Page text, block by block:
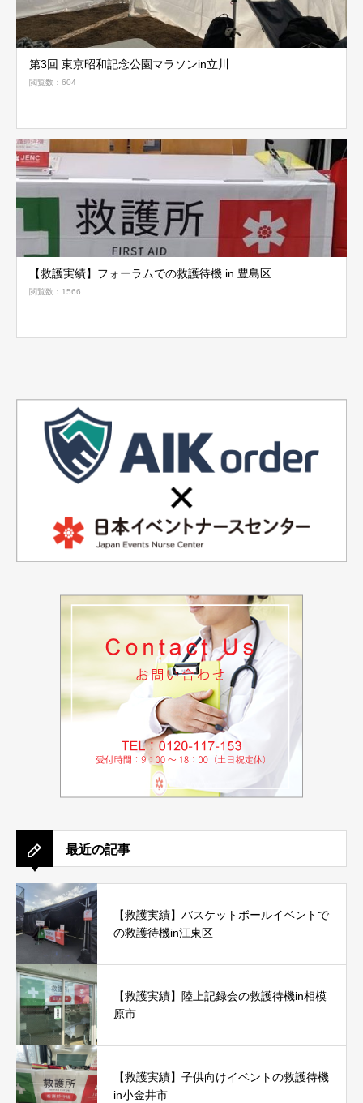
第3回 東京昭和記念公園マラソンin立川
閲覧数：604
【救護実績】フォーラムでの救護待機 in 豊島区
閲覧数：1566
最近の記事
【救護実績】バスケットボールイベントで
の救護待機in江東区
【救護実績】陸上記録会の救護待機in相模
原市
【救護実績】子供向けイベントの救護待機
in小金井市